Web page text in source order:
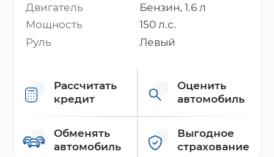
Двигатель
Бензин, 1.6 л
Мощность
150 л.с.
Руль
Левый
Рассчитать
кредит
Оценить
автомобиль
Обменять
автомобиль
Выгодное
страхование